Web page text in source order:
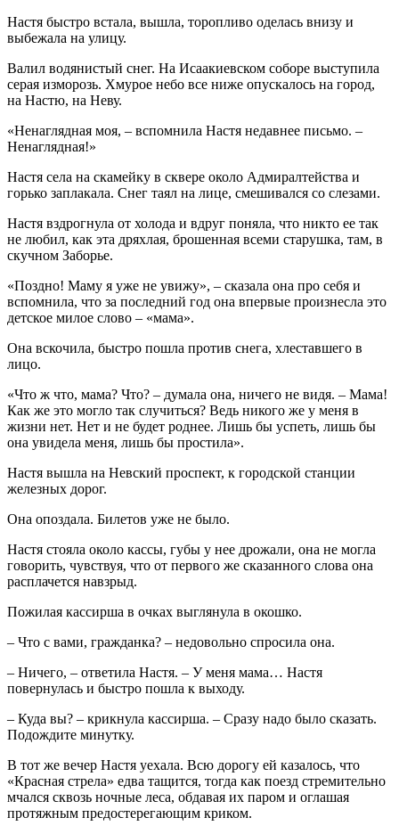
Настя быстро встала, вышла, торопливо оделась внизу и
выбежала на улицу.
Валил водянистый снег. На Исаакиевском соборе выступила
серая изморозь. Хмурое небо все ниже опускалось на город,
на Настю, на Неву.
«Ненаглядная моя, – вспомнила Настя недавнее письмо. –
Ненаглядная!»
Настя села на скамейку в сквере около Адмиралтейства и
горько заплакала. Снег таял на лице, смешивался со слезами.
Настя вздрогнула от холода и вдруг поняла, что никто ее так
не любил, как эта дряхлая, брошенная всеми старушка, там, в
скучном Заборье.
«Поздно! Маму я уже не увижу», – сказала она про себя и
вспомнила, что за последний год она впервые произнесла это
детское милое слово – «мама».
Она вскочила, быстро пошла против снега, хлеставшего в
лицо.
«Что ж что, мама? Что? – думала она, ничего не видя. – Мама!
Как же это могло так случиться? Ведь никого же у меня в
жизни нет. Нет и не будет роднее. Лишь бы успеть, лишь бы
она увидела меня, лишь бы простила».
Настя вышла на Невский проспект, к городской станции
железных дорог.
Она опоздала. Билетов уже не было.
Настя стояла около кассы, губы у нее дрожали, она не могла
говорить, чувствуя, что от первого же сказанного слова она
расплачется навзрыд.
Пожилая кассирша в очках выглянула в окошко.
– Что с вами, гражданка? – недовольно спросила она.
– Ничего, – ответила Настя. – У меня мама… Настя
повернулась и быстро пошла к выходу.
– Куда вы? – крикнула кассирша. – Сразу надо было сказать.
Подождите минутку.
В тот же вечер Настя уехала. Всю дорогу ей казалось, что
«Красная стрела» едва тащится, тогда как поезд стремительно
мчался сквозь ночные леса, обдавая их паром и оглашая
протяжным предостерегающим криком.